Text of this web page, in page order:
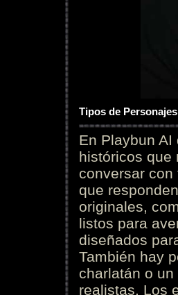
Tipos de
En Playbun
históricos que
conversar
que
originales,
listos para
diseñados
También hay
charlatán o
realistas. Los